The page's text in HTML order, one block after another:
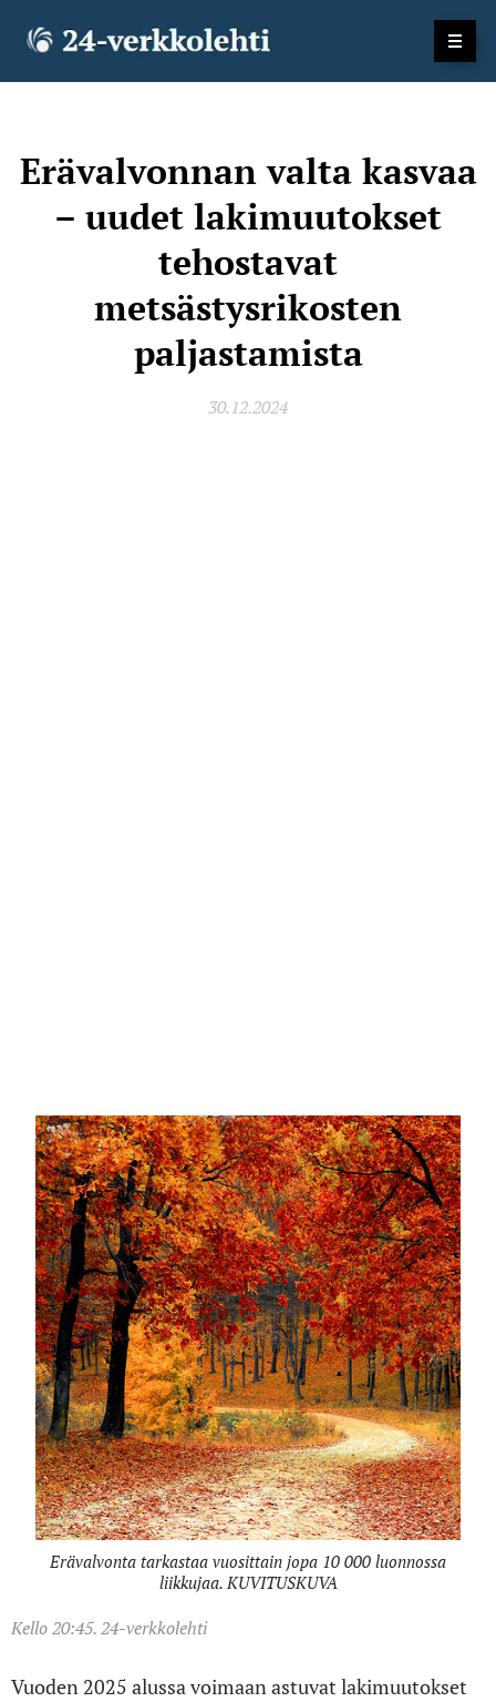
Erävalvonnan valta kasvaa
– uudet lakimuutokset
tehostavat
metsästysrikosten
paljastamista
30.12.2024
Erävalvonta tarkastaa vuosittain jopa 10 000 luonnossa
liikkujaa. KUVITUSKUVA
Kello 20:45. 24-verkkolehti
Vuoden 2025 alussa voimaan astuvat lakimuutokset